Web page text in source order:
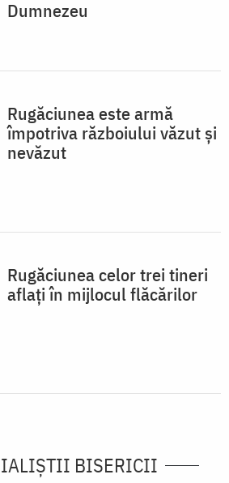
Dumnezeu
Rugăciunea este armă
împotriva războiului văzut și
nevăzut
Rugăciunea celor trei tineri
aflați în mijlocul flăcărilor
BISERICII